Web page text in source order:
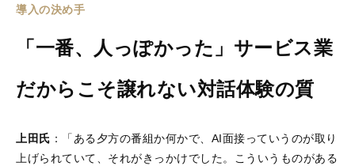
導入の決め手
「一番、人っぽかった」サービス業
だからこそ譲れない対話体験の質
上田氏 ：「ある夕方の番組か何かで、AI面接っていうのが取り
上げられていて、それがきっかけでした。こういうものがある